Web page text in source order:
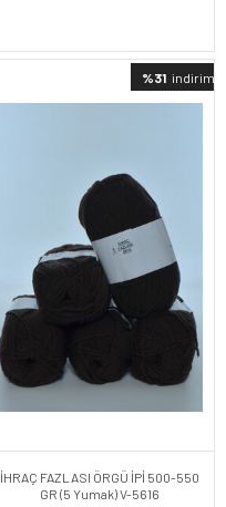
%31 indirimli
İHRAÇ FAZLASI ÖRGÜ İPİ 500-550
GR (5 Yumak) V-5616